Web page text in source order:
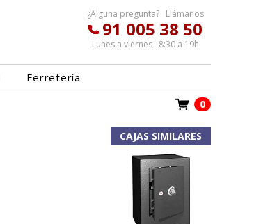
¿Alguna pregunta? Llámanos
91 005 38 50
Lunes a viernes 8:30 a 19h
Ferretería
0
CAJAS SIMILARES